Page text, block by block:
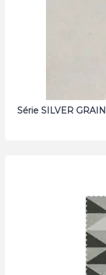
Série SILVER GRAIN